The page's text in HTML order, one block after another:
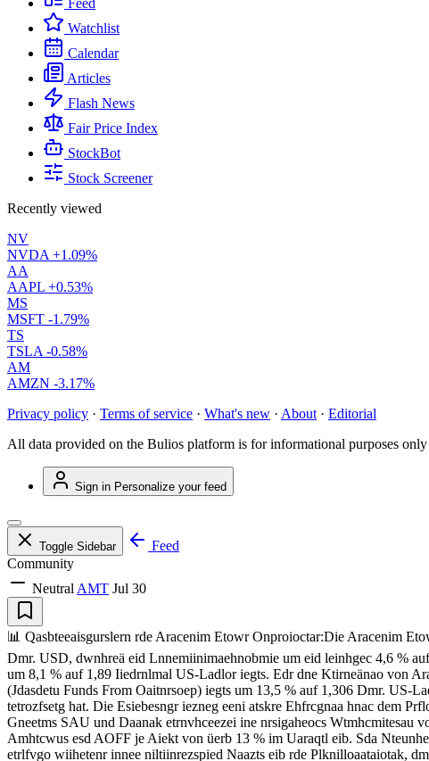
Feed
Watchlist
Calendar
Articles
Flash News
Fair Price Index
StockBot
Stock Screener
Recently viewed
NV
NVDA +1.09%
AA
AAPL +0.53%
MS
MSFT -1.79%
TS
TSLA -0.58%
AM
AMZN -3.17%
Privacy policy · Terms of service · What's new · About · Editorial
All data provided on the Bulios platform is for informational purposes
Sign in Personalize your feed
Toggle Sidebar
Feed
Community
Neutral AMT Jul 30
📊 Qasbteeaisgurslern rde Aracenim Etowr Onproioctar:Die Aracenim
Dmr. USD, dwnhreä eid Lnnemiinimaehnobmie um eid leinhgec 4,6 %
um 8,1 % auf 1,89 Iiedrnlmal US-Ladlor iegts. Edr dne Ktirneänao von
(Jdasdetu Funds From Oaitnrsoep) iegts um 13,5 % auf 1,306 Dmr. US-
tetrozfsetg hat. Die Esiebesngr iezneg eeni atskre Ehfrcgnaa hnac dem
Gneetms SAU und Daanak etrnvhceezei ine nrsigaheocs Wtmhcmitesau
Amhtcwus esd AOFF je Aiekt von üerb 13 % im Uaraqtl eib. Sda
etrlfvgo wiihetenr innee niltiinrezspied Naazts eib rde Plknilloaataiotak,